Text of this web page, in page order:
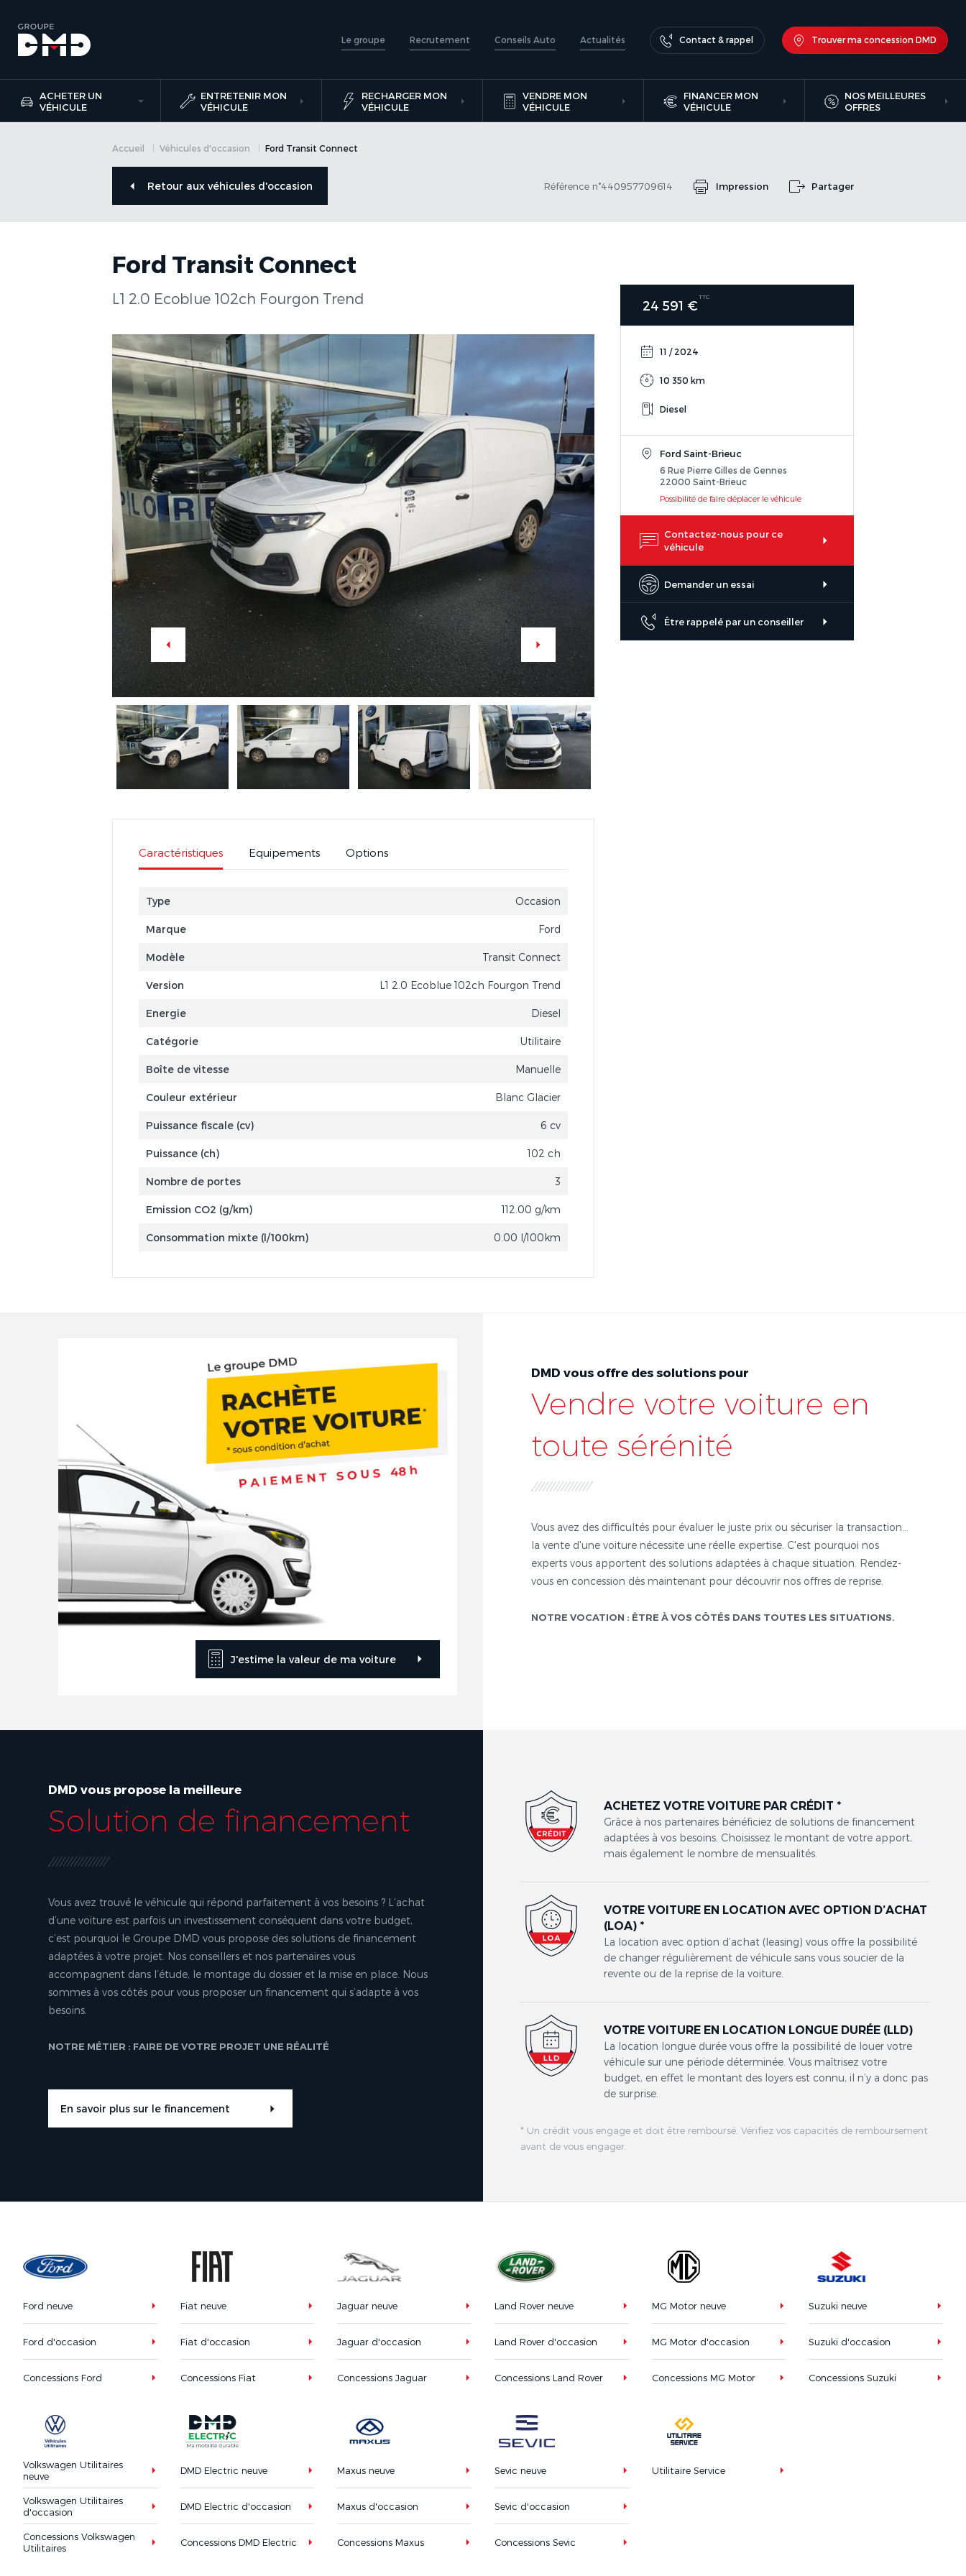
Le groupe Recrutement Conseils Auto Actualités Contact & rappel Trouver ma concession DMD
ACHETER UN
VÉHICULE
ENTRETENIR MON
VÉHICULE
RECHARGER MON
VÉHICULE
VENDRE MON
VÉHICULE
FINANCER MON
VÉHICULE
NOS MEILLEURES
OFFRES
Accueil Véhicules d'occasion Ford Transit Connect
Retour aux véhicules d'occasion Référence n°440957709614 Impression Partager
Ford Transit Connect
L1 2.0 Ecoblue 102ch Fourgon Trend 24 591 €
TTC
11 / 2024
10 350 km
Diesel
Ford Saint-Brieuc
6 Rue Pierre Gilles de Gennes
22000 Saint-Brieuc
Possibilité de faire déplacer le véhicule
Contactez-nous pour ce
véhicule
Demander un essai
Être rappelé par un conseiller
Caractéristiques Equipements Options
Type Occasion
Marque Ford
Modèle Transit Connect
Version L1 2.0 Ecoblue 102ch Fourgon Trend
Energie Diesel
Catégorie Utilitaire
Boîte de vitesse Manuelle
Couleur extérieur Blanc Glacier
Puissance fiscale (cv) 6 cv
Puissance (ch) 102 ch
Nombre de portes 3
Emission CO2 (g/km) 112.00 g/km
Consommation mixte (l/100km) 0.00 l/100km
J'estime la valeur de ma voiture
DMD vous offre des solutions pour
Vendre votre voiture en
toute sérénité
Vous avez des difficultés pour évaluer le juste prix ou sécuriser la transaction...
la vente d'une voiture nécessite une réelle expertise. C'est pourquoi nos
experts vous apportent des solutions adaptées à chaque situation. Rendez-
vous en concession dès maintenant pour découvrir nos offres de reprise.
NOTRE VOCATION : ÊTRE À VOS CÔTÉS DANS TOUTES LES SITUATIONS.
DMD vous propose la meilleure
Solution de financement
Vous avez trouvé le véhicule qui répond parfaitement à vos besoins ? L’achat
d’une voiture est parfois un investissement conséquent dans votre budget,
c’est pourquoi le Groupe DMD vous propose des solutions de financement
adaptées à votre projet. Nos conseillers et nos partenaires vous
accompagnent dans l’étude, le montage du dossier et la mise en place. Nous
sommes à vos côtés pour vous proposer un financement qui s’adapte à vos
besoins.
NOTRE MÉTIER : FAIRE DE VOTRE PROJET UNE RÉALITÉ
En savoir plus sur le financement
ACHETEZ VOTRE VOITURE PAR CRÉDIT *
Grâce à nos partenaires bénéficiez de solutions de financement
adaptées à vos besoins. Choisissez le montant de votre apport,
mais également le nombre de mensualités.
VOTRE VOITURE EN LOCATION AVEC OPTION D’ACHAT
(LOA) *
La location avec option d’achat (leasing) vous offre la possibilité
de changer régulièrement de véhicule sans vous soucier de la
revente ou de la reprise de la voiture.
VOTRE VOITURE EN LOCATION LONGUE DURÉE (LLD)
La location longue durée vous offre la possibilité de louer votre
véhicule sur une période déterminée. Vous maîtrisez votre
budget, en effet le montant des loyers est connu, il n’y a donc pas
de surprise.
* Un crédit vous engage et doit être remboursé. Vérifiez vos capacités de remboursement
avant de vous engager.
Ford neuve
Ford d'occasion
Concessions Ford
Fiat neuve
Fiat d'occasion
Concessions Fiat
Jaguar neuve
Jaguar d'occasion
Concessions Jaguar
Land Rover neuve
Land Rover d'occasion
Concessions Land Rover
MG Motor neuve
MG Motor d'occasion
Concessions MG Motor
Suzuki neuve
Suzuki d'occasion
Concessions Suzuki
Volkswagen Utilitaires
neuve
Volkswagen Utilitaires
d'occasion
Concessions Volkswagen
Utilitaires
DMD Electric neuve
DMD Electric d'occasion
Concessions DMD Electric
Maxus neuve
Maxus d'occasion
Concessions Maxus
Sevic neuve
Sevic d'occasion
Concessions Sevic
Utilitaire Service